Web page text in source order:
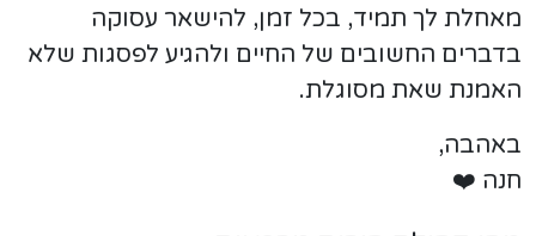
מאחלת לך תמיד, בכל זמן, להישאר עסוקה
בדברים החשובים של החיים ולהגיע לפסגות שלא
האמנת שאת מסוגלת.
באהבה,
חנה ❤️